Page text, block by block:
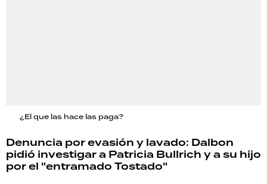
¿El que las hace las paga?
Denuncia por evasión y lavado: Dalbon
pidió investigar a Patricia Bullrich y a su hijo
por el "entramado Tostado"